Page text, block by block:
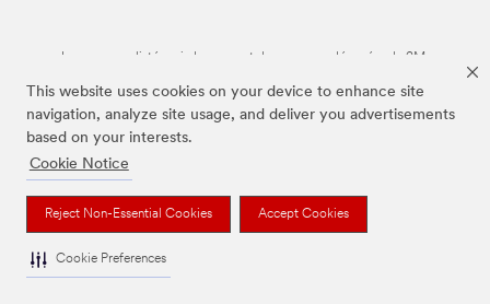
This website uses cookies on your device to enhance site
navigation, analyze site usage, and deliver you advertisements
based on your interests.
Cookie Notice
Reject Non-Essential Cookies Accept Cookies
Cookie Preferences
Les marques listées ci-dessus sont des marques déposées de 3M.